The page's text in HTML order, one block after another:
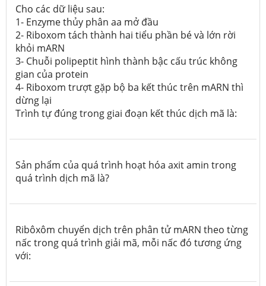
Cho các dữ liệu sau:
1- Enzyme thủy phân aa mở đầu
2- Riboxom tách thành hai tiểu phần bé và lớn rời
khỏi mARN
3- Chuỗi polipeptit hình thành bậc cấu trúc không
gian của protein
4- Riboxom trượt gặp bộ ba kết thúc trên mARN thì
dừng lại
Trình tự đúng trong giai đoạn kết thúc dịch mã là:
Sản phẩm của quá trình hoạt hóa axit amin trong
quá trình dịch mã là?
Ribôxôm chuyển dịch trên phân tử mARN theo từng
nấc trong quá trình giải mã, mỗi nấc đó tương ứng
với: